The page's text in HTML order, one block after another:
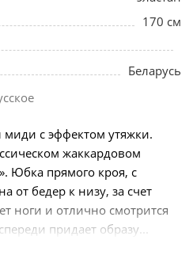
170 см
Беларусь
с эффектом утяжки.
жаккардовом
Юбка прямого кроя, с
от бедер к низу, за счет
ноги и отлично смотрится
придает образу...